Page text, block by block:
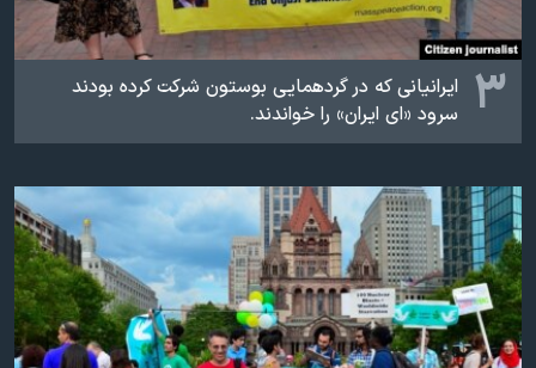
۳
ایرانیانی که در گردهمایی بوستون شرکت کرده بودند
سرود «ای ایران» را خواندند.